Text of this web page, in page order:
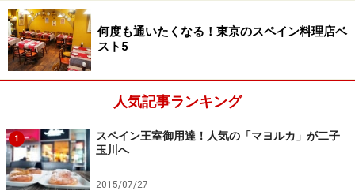
何度も通いたくなる！東京のスペイン料理店ベ
スト5
人気記事ランキング
1
スペイン王室御用達！人気の「マヨルカ」が二子
玉川へ
2015/07/27